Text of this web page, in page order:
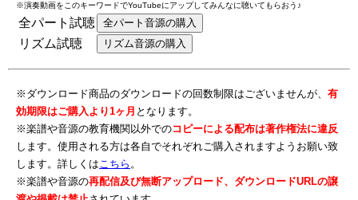
※演奏動画をこのキーワードでYouTubeにアップしてみんなに聴いてもらおう♪
全パート試聴 全パート音源の購入
リズム試聴 リズム音源の購入
※ダウンロード商品のダウンロードの回数制限はございませんが、 有
効期限はご購入より1ヶ月 となります。
※楽譜や音源の教育機関以外でのコピーによる配布は著作権法に違反
します。使用される方は各自でそれぞれご購入されますようお願い致
します。詳しくはこちら 。
※楽譜や音源の再配信及び無断アップロード、ダウンロードURLの譲